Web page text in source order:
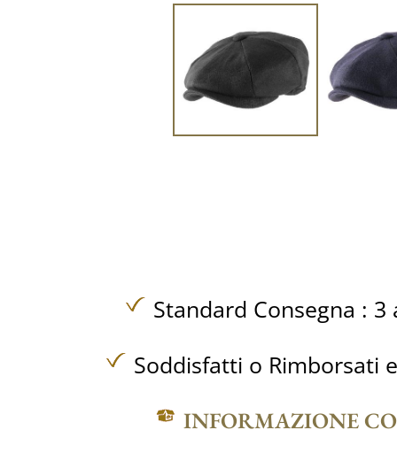
Standard Consegna : 3
Soddisfatti o Rimborsati
INFORMAZIONE